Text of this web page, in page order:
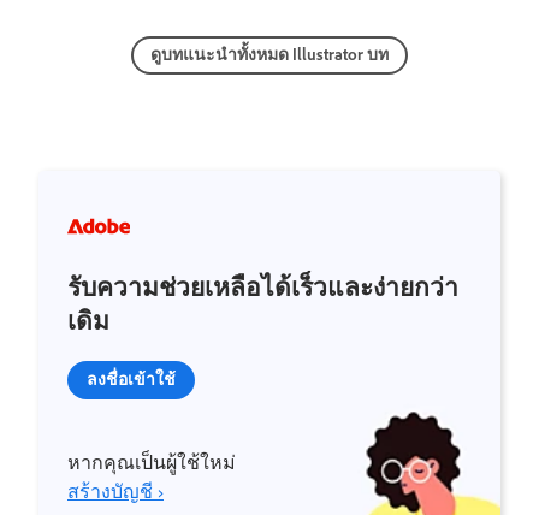
ดูบทแนะนำทั้งหมด Illustrator บท
รับความช่วยเหลือได้เร็วและง่ายกว่า
เดิม
ลงชื่อเข้าใช้
หากคุณเป็นผู้ใช้ใหม่
สร้างบัญชี ›